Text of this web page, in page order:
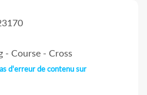
Course - Cross
d'erreur de contenu sur